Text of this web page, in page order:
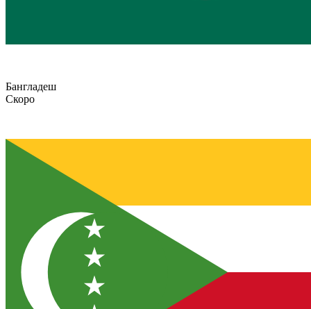
Бангладеш
Скоро